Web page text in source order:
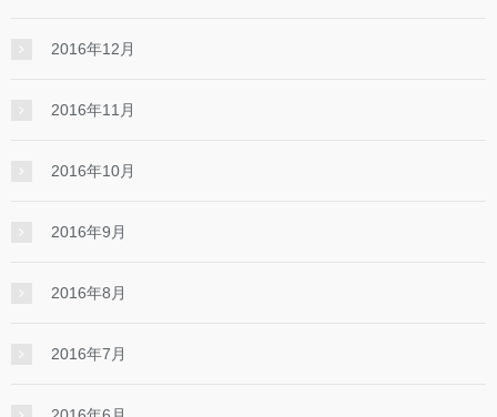
2016年12月
2016年11月
2016年10月
2016年9月
2016年8月
2016年7月